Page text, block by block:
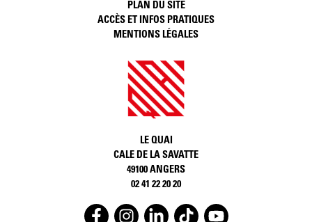
PLAN DU SITE
ACCÈS ET INFOS PRATIQUES
MENTIONS LÉGALES
LE QUAI
CALE DE LA SAVATTE
49100 ANGERS
02 41 22 20 20